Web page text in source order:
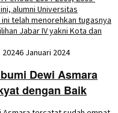
20246 Januari 2024
Dewi Asmara
dengan Baik